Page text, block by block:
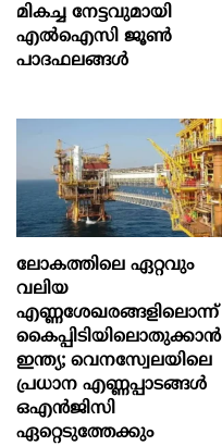
മികച്ച നേട്ടവുമായി
എൽഐസി ജൂൺ
പാദഫലങ്ങൾ
ലോകത്തിലെ ഏറ്റവും
വലിയ
എണ്ണശേഖരങ്ങളിലൊന്ന്
കൈപ്പിടിയിലൊതുക്കാന്‍
ഇന്ത്യ; വെനസ്വേലയിലെ
പ്രധാന എണ്ണപ്പാടങ്ങള്‍
ഒഎന്‍ജിസി
ഏറ്റെടുത്തേക്കും